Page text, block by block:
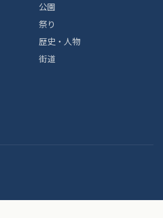
公園
祭り
歴史・人物
街道